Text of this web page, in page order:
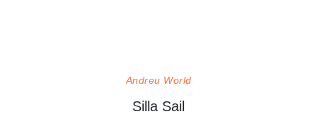
Andreu World
Silla Sail